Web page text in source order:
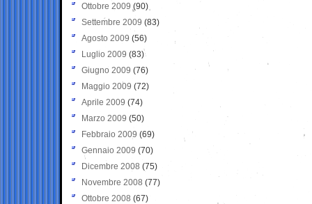
Ottobre 2009 (90)
Settembre 2009 (83)
Agosto 2009 (56)
Luglio 2009 (83)
Giugno 2009 (76)
Maggio 2009 (72)
Aprile 2009 (74)
Marzo 2009 (50)
Febbraio 2009 (69)
Gennaio 2009 (70)
Dicembre 2008 (75)
Novembre 2008 (77)
Ottobre 2008 (67)